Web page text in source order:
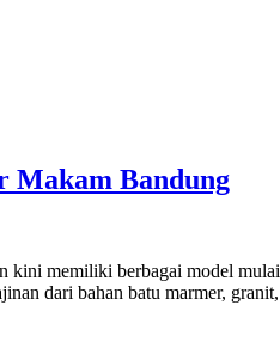
Bandung
memiliki berbagai model mulai
dari bahan batu marmer,